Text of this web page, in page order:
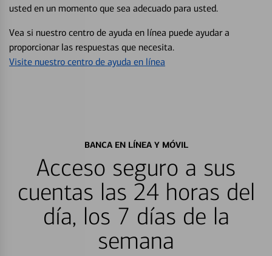
usted en un momento que sea adecuado para usted.
Vea si nuestro centro de ayuda en línea puede ayudar a
proporcionar las respuestas que necesita.
Visite nuestro centro de ayuda en línea
BANCA EN LÍNEA Y MÓVIL
Acceso seguro a sus
cuentas las 24 horas del
día, los 7 días de la
semana